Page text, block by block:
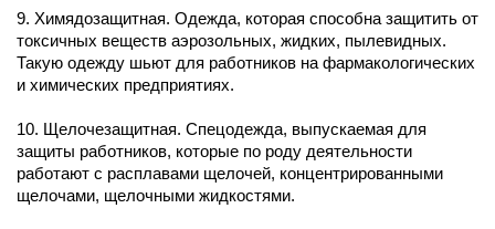
9. Химядозащитная. Одежда, которая способна защитить от
токсичных веществ аэрозольных, жидких, пылевидных.
Такую одежду шьют для работников на фармакологических
и химических предприятиях.
10. Щелочезащитная. Спецодежда, выпускаемая для
защиты работников, которые по роду деятельности
работают с расплавами щелочей, концентрированными
щелочами, щелочными жидкостями.